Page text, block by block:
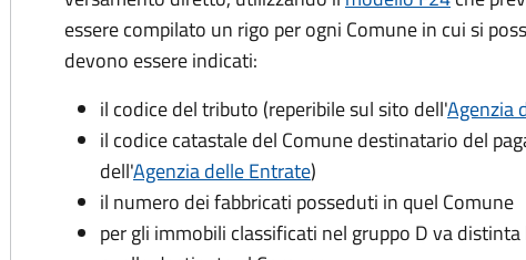
essere compilato un rigo per ogni Comune in cui si
devono essere indicati:
il codice del tributo (reperibile sul sito dell'Agenzia
il codice catastale del Comunedestinatario del
dell'Agenzia delle Entrate)
il numero dei fabbricati posseduti in quel Comune
per gli immobili classificati nel gruppo D va